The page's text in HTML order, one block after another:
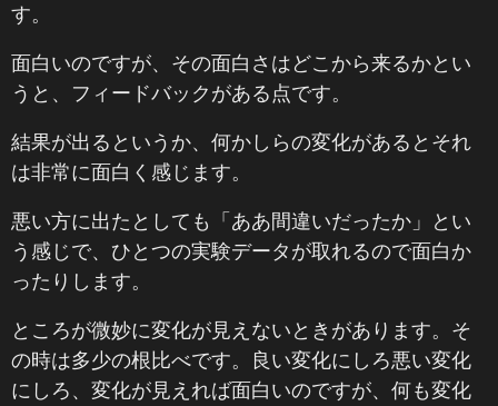
す。
面白いのですが、その面白さはどこから来るかとい
うと、フィードバックがある点です。
結果が出るというか、何かしらの変化があるとそれ
は非常に面白く感じます。
悪い方に出たとしても「ああ間違いだったか」とい
う感じで、ひとつの実験データが取れるので面白か
ったりします。
ところが微妙に変化が見えないときがあります。そ
の時は多少の根比べです。良い変化にしろ悪い変化
にしろ、変化が見えれば面白いのですが、何も変化